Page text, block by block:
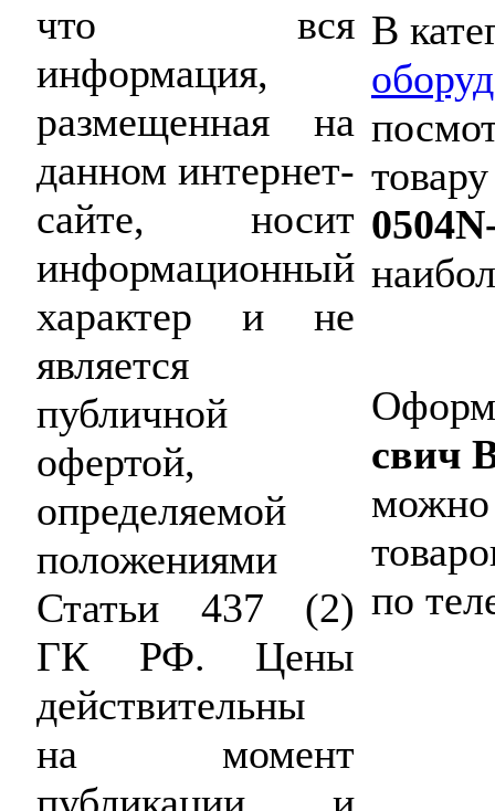
что вся
информация,
размещенная на
данном интернет-
сайте, носит
информационный
характер и не
является
публичной
офертой,
определяемой
положениями
Статьи 437 (2)
ГК РФ. Цены
действительны
на момент
В
свич
можно
по